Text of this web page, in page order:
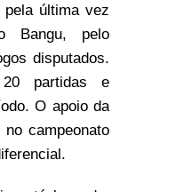
pela última vez
Bangu, pelo
disputados.
partidas e
O apoio da
campeonato